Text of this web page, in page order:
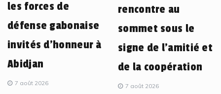
les forces de
défense gabonaise
invités d’honneur à
Abidjan
7 août 2026
rencontre au
sommet sous le
signe de l’amitié et
de la coopération
7 août 2026